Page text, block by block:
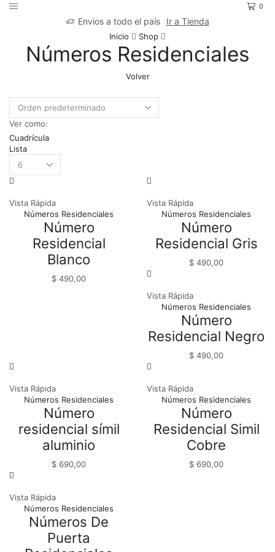
0
Envios a todo el país Ir a Tienda
Inicio Shop
Números Residenciales
Volver
Ver como:
Cuadrícula
Lista
Products
per
page
Vista Rápida
Números Residenciales
Número
Residencial
Blanco
$ 490,00
Vista Rápida
Números Residenciales
Número
Residencial Gris
$ 490,00
Vista Rápida
Números Residenciales
Número
Residencial Negro
$ 490,00
Vista Rápida
Números Residenciales
Número
residencial símil
aluminio
$ 690,00
Vista Rápida
Números Residenciales
Número
Residencial Simil
Cobre
$ 690,00
Vista Rápida
Números Residenciales
Números De
Puerta